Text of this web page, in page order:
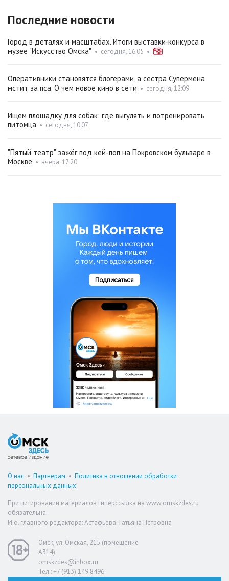
Последние новости
Город в деталях и масштабах. Итоги выставки‑конкурса в
музее "Искусство Омска" • сегодня, 16:05 •
Оперативники становятся блогерами, а сестра Супермена
мстит за пса. О чём новое кино в сети • сегодня, 12:09
Ищем площадку для собак: где выгулять и потренировать
питомца • сегодня, 10:07
"Пятый театр" зажёг под кей-поп на Покровском бульваре в
Москве • вчера, 17:20
О нас • Партнерам • Политика в отношении обработки
персональных данных
При цитировании материалов гиперссылка на www.omskzdes.ru
обязательна.
И.о. главного редактора: Астафьева Татьяна Петровна
Омск, ул. Омская, 215 (помещение
А314)
omskzdes@inbox.ru
Тел.: +7 (913) 149 8496